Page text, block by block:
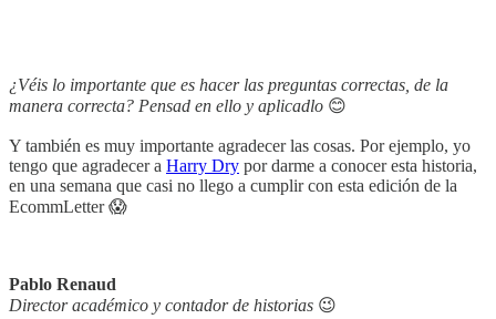
¿Véis lo importante que es hacer las preguntas correctas, de la
manera correcta? Pensad en ello y aplicadlo 😊
Y también es muy importante agradecer las cosas. Por ejemplo, yo
tengo que agradecer a Harry Dry por darme a conocer esta historia,
en una semana que casi no llego a cumplir con esta edición de la
EcommLetter 😱
Pablo Renaud
Director académico y contador de historias 😉